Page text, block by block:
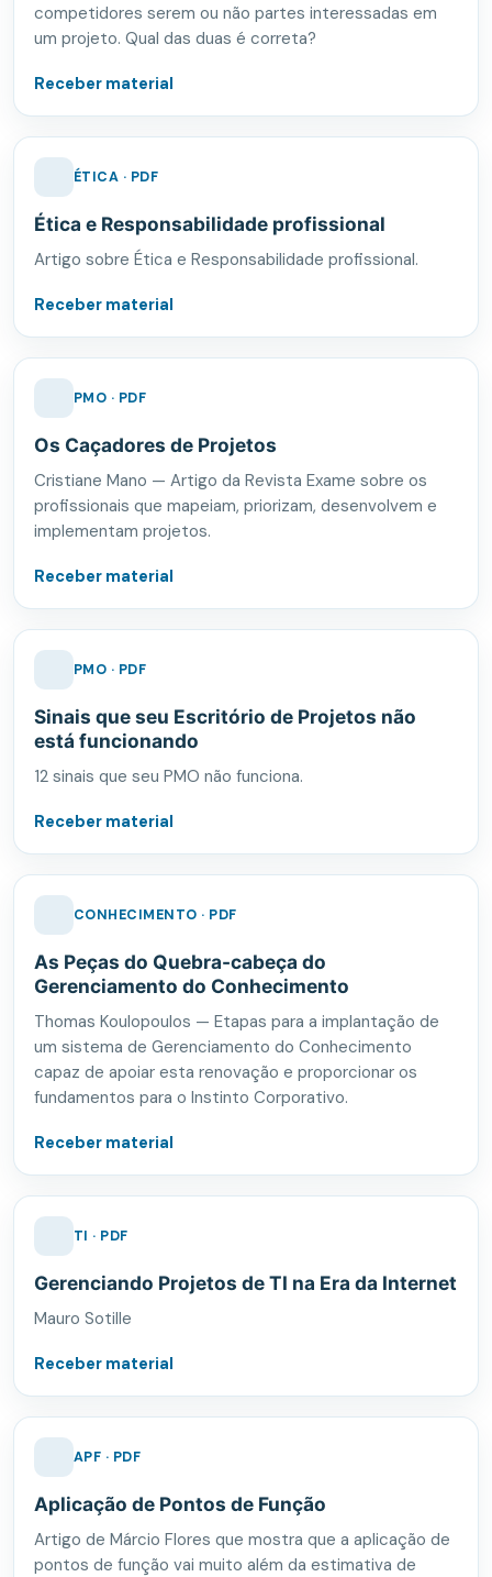
competidores serem ou não partes interessadas em
um projeto. Qual das duas é correta?
Receber material
ÉTICA · PDF
Ética e Responsabilidade profissional
Artigo sobre Ética e Responsabilidade profissional.
Receber material
PMO · PDF
Os Caçadores de Projetos
Cristiane Mano — Artigo da Revista Exame sobre os
profissionais que mapeiam, priorizam, desenvolvem e
implementam projetos.
Receber material
PMO · PDF
Sinais que seu Escritório de Projetos não
está funcionando
12 sinais que seu PMO não funciona.
Receber material
CONHECIMENTO · PDF
As Peças do Quebra-cabeça do
Gerenciamento do Conhecimento
Thomas Koulopoulos — Etapas para a implantação de
um sistema de Gerenciamento do Conhecimento
capaz de apoiar esta renovação e proporcionar os
fundamentos para o Instinto Corporativo.
Receber material
TI · PDF
Gerenciando Projetos de TI na Era da Internet
Mauro Sotille
Receber material
APF · PDF
Aplicação de Pontos de Função
Artigo de Márcio Flores que mostra que a aplicação de
pontos de função vai muito além da estimativa de